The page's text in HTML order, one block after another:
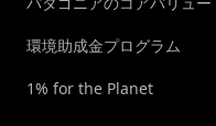
環境助成金プログラム
1% for the Planet